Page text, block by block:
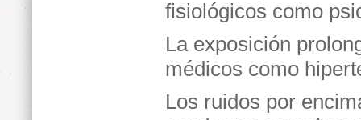
fisiológicos como
La exposición
médicos como
Los ruidos por